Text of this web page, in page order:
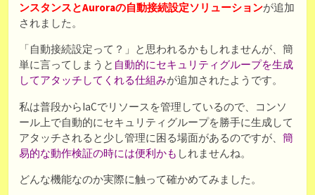
ンスタンスとAuroraの自動接続設定ソリューションが追加
されました。
「自動接続設定って？」と思われるかもしれませんが、簡
単に言ってしまうと 自動的にセキュリティグループを生成
してアタッチしてくれる仕組みが追加されたようです。
私は普段からIaCでリソースを管理しているので、コンソ
ール上で自動的にセキュリティグループを勝手に生成して
アタッチされると少し管理に困る場面があるのですが、 簡
易的な動作検証の時には便利かも しれませんね。
どんな機能なのか実際に触って確かめてみました。